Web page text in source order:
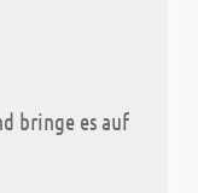
bringe es auf